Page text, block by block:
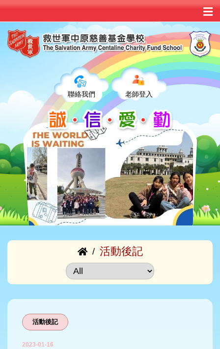
聯絡我們 老師登入
/ 活動後記
活動後記
2023-01-16